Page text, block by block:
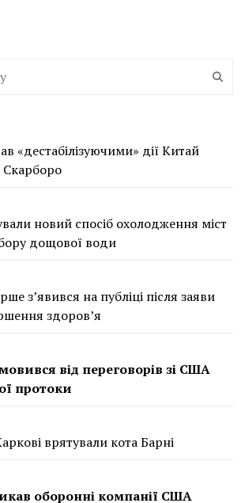
«дестабілізуючими» дії Китай
Скарборо
новий спосіб охолодження міст
дощової води
з’явився на публіці після заяви
здоров’я
від переговорів зі США
протоки
врятували кота Барні
оборонні компанії США